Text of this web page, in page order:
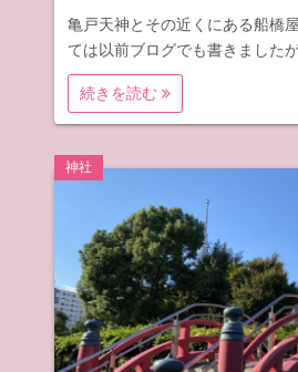
亀戸天神とその近くにある船橋
ては以前ブログでも書きました
続きを読む
神社